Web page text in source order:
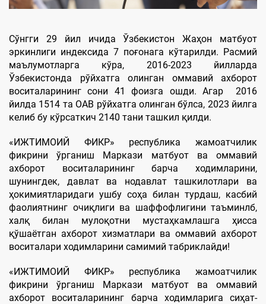
Сўнгги 29 йил ичида Ўзбекистон Жаҳон матбуот
эркинлиги индексида 7 поғонага кўтарилди. Расмий
маълумотларга кўра, 2016-2023 йилларда
Ўзбекистонда рўйхатга олинган оммавий ахборот
воситаларининг сони 41 фоизга ошди. Агар 2016
йилда 1514 та ОАВ рўйхатга олинган бўлса, 2023 йилга
келиб бу кўрсаткич 2140 тани ташкил қилди.
«ИЖТИМОИЙ ФИКР» республика жамоатчилик
фикрини ўрганиш Маркази матбуот ва оммавий
ахборот воситаларининг барча ходимларини,
шунингдек, давлат ва нодавлат ташкилотлари ва
ҳокимиятларидаги ушбу соҳа билан турдаш, касбий
фаолиятнинг очиқлиги ва шаффофлигини таъминлб,
халқ билан мулоқотни мустаҳкамлашга ҳисса
қўшаётган ахборот хизматлари ва оммавий ахборот
воситалари ходимларини самимий табриклайди!
«ИЖТИМОИЙ ФИКР» республика жамоатчилик
фикрини ўрганиш Маркази матбуот ва оммавий
ахборот воситаларининг барча ходимларига сиҳат-